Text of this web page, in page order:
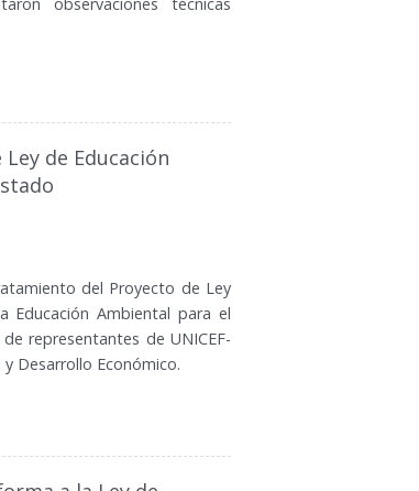
observaciones técnicas
de Educación
del Proyecto de Ley
Educación Ambiental para el
representantes de UNICEF-
Desarrollo Económico.